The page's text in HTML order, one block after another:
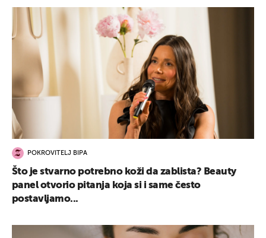
POKROVITELJ BIPA
Što je stvarno potrebno koži da zablista? Beauty
panel otvorio pitanja koja si i same često
postavljamo...